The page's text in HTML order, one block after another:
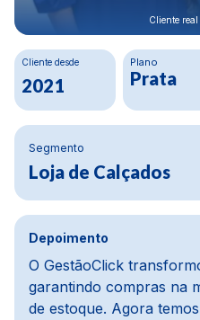
Cliente
Cliente desde
2020
Plano
Ouro
Segmento
Materiais de
Depoimento
Na parte financeira, a
o vinho, melhoramos
um ERP defasado, e